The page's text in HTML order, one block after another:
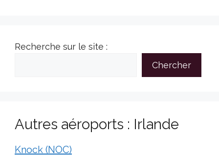
Recherche sur le site :
Chercher
Autres aéroports : Irlande
Knock (NOC)